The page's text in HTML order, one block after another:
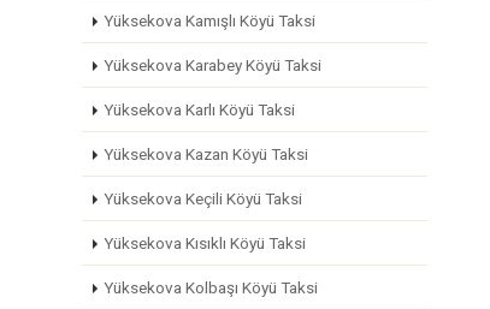
Yüksekova Kamışlı Köyü Taksi
Yüksekova Karabey Köyü Taksi
Yüksekova Karlı Köyü Taksi
Yüksekova Kazan Köyü Taksi
Yüksekova Keçili Köyü Taksi
Yüksekova Kısıklı Köyü Taksi
Yüksekova Kolbaşı Köyü Taksi